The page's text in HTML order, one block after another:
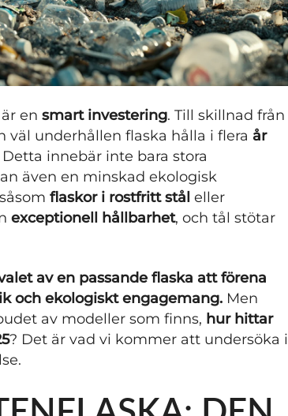
en smart investering. Till skillnad från
väl underhållen flaska hålla i flera år
innebär inte bara stora
även en minskad ekologisk
flaskor i rostfritt stål eller
exceptionell hållbarhet, och tål stötar
av en passande flaska att förena
och ekologiskt engagemang. Men
av modeller som finns, hur hittar
? Det är vad vi kommer att undersöka i